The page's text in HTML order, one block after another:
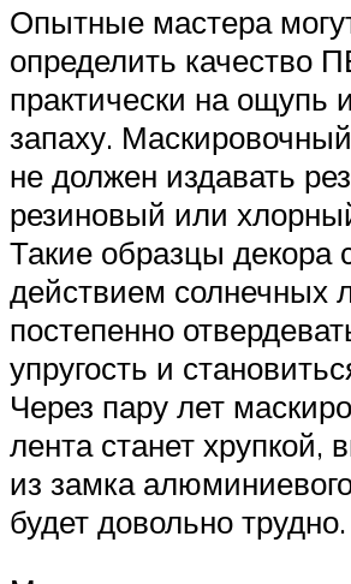
Опытные мастера
определить качество
практически на ощупь
запаху.
не должен издавать
резиновый или
Такие образцы декора
действием солнечных
постепенно
упругость и
Через пару лет
лента станет хрупкой,
из замка
будет довольно трудно.